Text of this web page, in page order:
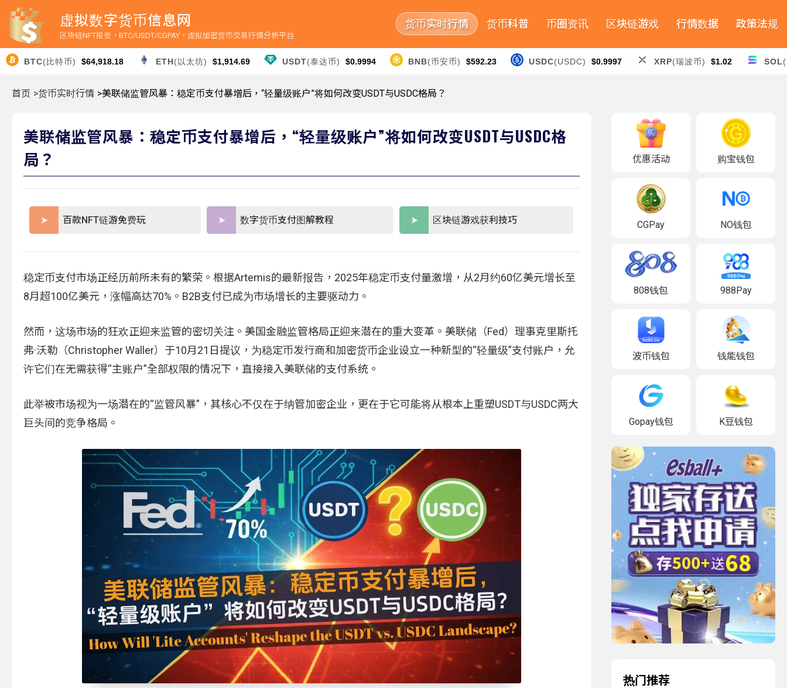
虚拟数字货币信息网
区块链NFT投资，BTC/USDT/CGPAY，虚拟加密货币交易行情分析平台
货币实时行情 货币科普 币圈资讯 区块链游戏 行情数据 政策法规
BTC(比特币) $64,918.18 ETH(以太坊) $1,914.69 USDT(泰达币) $0.9994 BNB(币安币) $592.23 USDC(USDC) $0.9997 XRP(瑞波币) $1.02 SOL
首页 >货币实时行情 >美联储监管风暴：稳定币支付暴增后，“轻量级账户”将如何改变USDT与USDC格局？
美联储监管风暴：稳定币支付暴增后，“轻量级账户”将如何改变USDT与USDC格
局？
百款NFT链游免费玩 数字货币支付图解教程 区块链游戏获利技巧
稳定币支付市场正经历前所未有的繁荣。根据Artemis的最新报告，2025年稳定币支付量激增，从2月约60亿美元增长至
8月超100亿美元，涨幅高达70%。B2B支付已成为市场增长的主要驱动力。
然而，这场市场的狂欢正迎来监管的密切关注。美国金融监管格局正迎来潜在的重大变革。美联储（Fed）理事克里斯托
弗·沃勒（Christopher Waller）于10月21日提议，为稳定币发行商和加密货币企业设立一种新型的“轻量级”支付账户，允
许它们在无需获得“主账户”全部权限的情况下，直接接入美联储的支付系统。
此举被市场视为一场潜在的“监管风暴”，其核心不仅在于纳管加密企业，更在于它可能将从根本上重塑USDT与USDC两大
巨头间的竞争格局。
优惠活动 购宝钱包
CGPay NO钱包
808钱包 988Pay
波币钱包 钱能钱包
Gopay钱包 K豆钱包
热门推荐